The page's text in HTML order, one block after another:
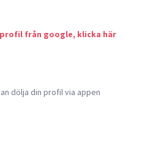
från google, klicka här
dölja din profil via appen